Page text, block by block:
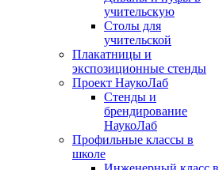
учительскую
Столы для
учительской
Плакатницы и
экспозиционные стенды
Проект НаукоЛаб
Стенды и
брендирование
НаукоЛаб
Профильные классы в
школе